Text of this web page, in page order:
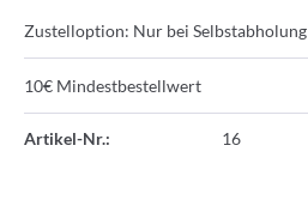
Zustelloption: Nur bei Selbstabholung
10€ Mindestbestellwert
Artikel-Nr.: 16